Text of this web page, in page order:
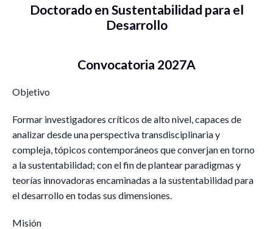
Doctorado en Sustentabilidad para el
Desarrollo
Convocatoria 2027A
Objetivo
Formar investigadores críticos de alto nivel, capaces de
analizar desde una perspectiva transdisciplinaria y
compleja, tópicos contemporáneos que converjan en torno
a la sustentabilidad; con el fin de plantear paradigmas y
teorías innovadoras encaminadas a la sustentabilidad para
el desarrollo en todas sus dimensiones.
Misión